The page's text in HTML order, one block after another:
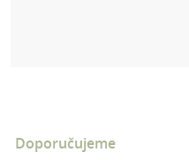
Doporučujeme